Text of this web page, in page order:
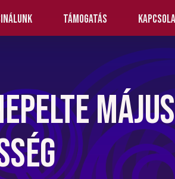
Támogatás